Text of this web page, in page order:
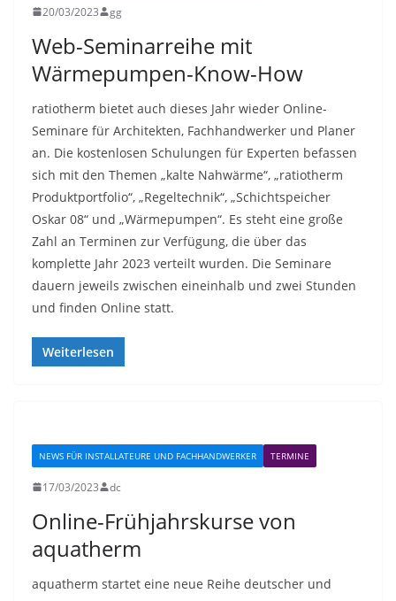
20/03/2023 gg
Web-Seminarreihe mit
Wärmepumpen-Know-How
ratiotherm bietet auch dieses Jahr wieder Online-
Seminare für Architekten, Fachhandwerker und Planer
an. Die kostenlosen Schulungen für Experten befassen
sich mit den Themen „kalte Nahwärme“, „ratiotherm
Produktportfolio“, „Regeltechnik“, „Schichtspeicher
Oskar 08“ und „Wärmepumpen“. Es steht eine große
Zahl an Terminen zur Verfügung, die über das
komplette Jahr 2023 verteilt wurden. Die Seminare
dauern jeweils zwischen eineinhalb und zwei Stunden
und finden Online statt.
Weiterlesen
NEWS FÜR INSTALLATEURE UND FACHHANDWERKER TERMINE
17/03/2023 dc
Online-Frühjahrskurse von
aquatherm
aquatherm startet eine neue Reihe deutscher und